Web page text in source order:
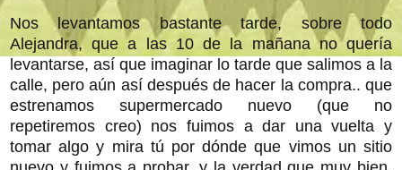
Nos levantamos bastante tarde, sobre todo
Alejandra, que a las 10 de la mañana no quería
levantarse, así que imaginar lo tarde que salimos a la
calle, pero aún así después de hacer la compra.. que
estrenamos supermercado nuevo (que no
repetiremos creo) nos fuimos a dar una vuelta y
tomar algo y mira tú por dónde que vimos un sitio